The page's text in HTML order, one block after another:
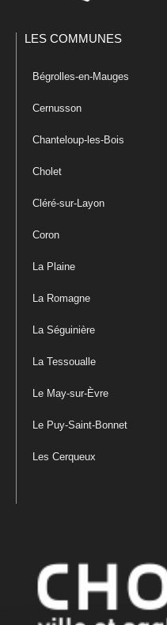
LES COMMUNES
Bégrolles-en-Mauges
Cernusson
Chanteloup-les-Bois
Cholet
Cléré-sur-Layon
Coron
La Plaine
La Romagne
La Séguinière
La Tessoualle
Le May-sur-Èvre
Le Puy-Saint-Bonnet
Les Cerqueux